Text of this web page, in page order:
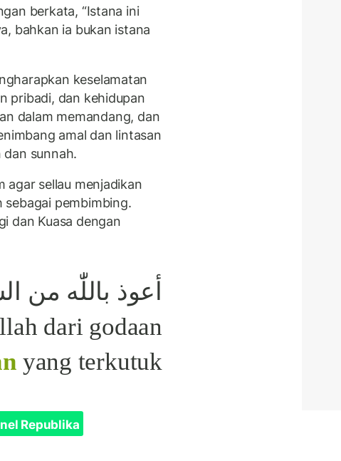
berkata, “Istana ini
bahkan ia bukan istana
keselamatan
pribadi, dan kehidupan
dalam memandang, dan
amal dan lintasan
sunnah.
agar sellau menjadikan
sebagai pembimbing.
dan Kuasa dengan
dari godaan
yang terkutuk.”
Republika